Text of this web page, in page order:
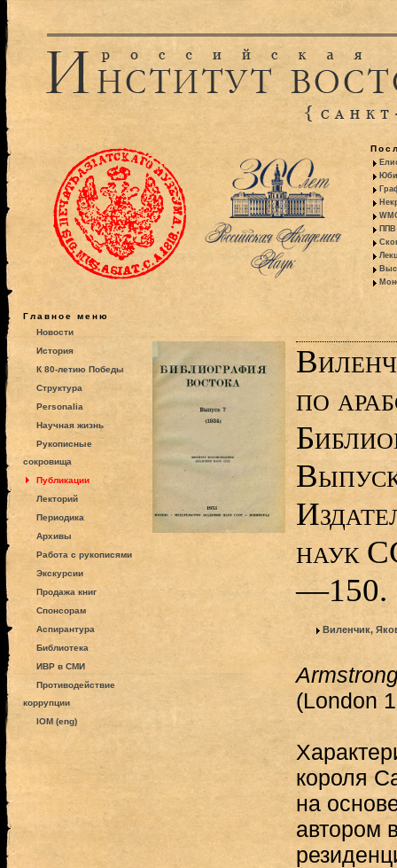
ППВ
Главное меню
Новости
История
К 80-летию Победы
Структура
Personalia
Научная жизнь
Рукописные
сокровища
Публикации
Лекторий
Периодика
Архивы
Работа с рукописями
Экскурсии
Продажа книг
Спонсорам
Аспирантура
Библиотека
ИВР в СМИ
Противодействие
коррупции
IOM (eng)
по
наук
—150.
Виленчик,
(London
короля
на
автором